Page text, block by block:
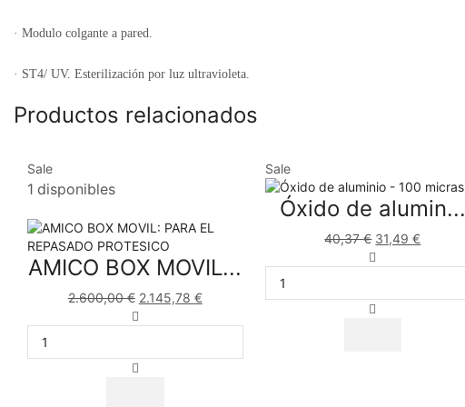
· Modulo colgante a pared.
· ST4/ UV. Esterilización por luz ultravioleta.
Productos relacionados
Sale
1 disponibles
AMICO BOX MOVIL...
2.600,00€ 2.145,78 €
Sale
Óxido de alumin...
40,37€ 31,49€